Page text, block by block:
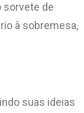
sorvete de
à sobremesa,
suas ideias